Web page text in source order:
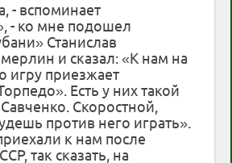
- вспоминает
- ко мне подошел
Станислав
и сказал: «К нам на
игру приезжает
Есть у них такой
Скоростной,
против него играть».
к нам после
так сказать, на